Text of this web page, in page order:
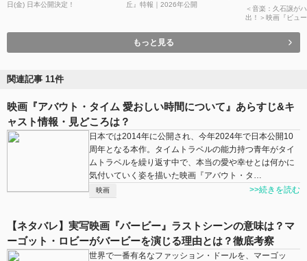
日(金) 日本公開決定！
丘』特報｜2026年公開
＜音楽：久石譲が
出！＞映画『ビュ
告 | 12月19日（
もっと見る
関連記事 11件
映画『アバウト・タイム 愛おしい時間について』あらすじ&キ
ャスト情報・見どころは？
日本では2014年に公開され、今年2024年で日本公開10
周年となる本作。タイムトラベルの能力持つ青年がタイ
ムトラベルを繰り返す中で、本当の愛や幸せとは何かに
気付いていく姿を描いた映画『アバウト・タ…
映画 >>続きを読む
【ネタバレ】実写映画『バービー』ラストシーンの意味は？マ
ーゴット・ロビーがバービーを演じる理由とは？徹底考察
世界で一番有名なファッション・ドールを、マーゴッ